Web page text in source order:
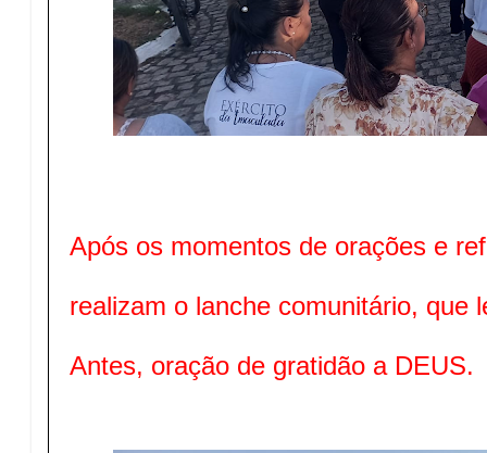
Após os momentos de orações e
realizam o lanche comunitário, que
Antes, oração de gratidão a DEUS.